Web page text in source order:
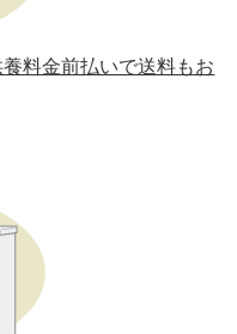
月28日(水)
月23日(水)
月14日(水)
月15日(木)
月16日(木)
月27日
料金前払いで送料もお